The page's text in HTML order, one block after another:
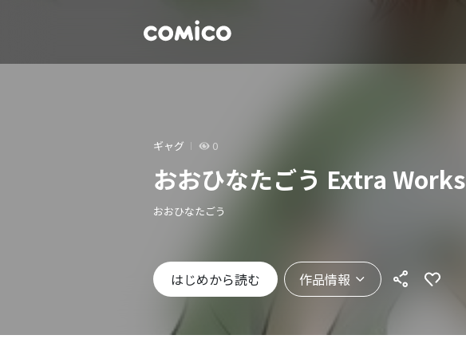
ギャグ 0
おおひなたごう Extra Works
おおひなたごう
はじめから読む 作品情報